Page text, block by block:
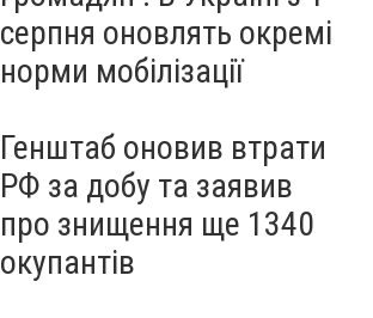
серпня оновлять окремі
норми мобілізації
Генштаб оновив втрати
РФ за добу та заявив
про знищення ще 1340
окупантів